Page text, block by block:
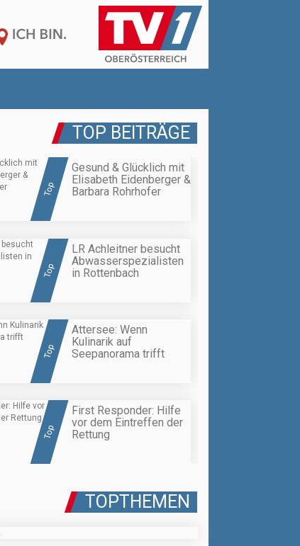
TOP BEITRÄGE
Top
Gesund & Glücklich mit
Elisabeth Eidenberger &
Barbara Rohrhofer
Top
LR Achleitner besucht
Abwasserspezialisten
in Rottenbach
Top
Attersee: Wenn
Kulinarik auf
Seepanorama trifft
Top
First Responder: Hilfe
vor dem Eintreffen der
Rettung
TOPTHEMEN